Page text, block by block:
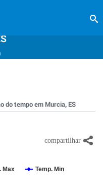
do tempo em Murcia, ES
Max Temp. Min